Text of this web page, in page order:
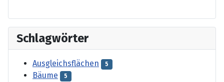
Schlagwörter
Ausgleichsflächen 5
Bäume 5